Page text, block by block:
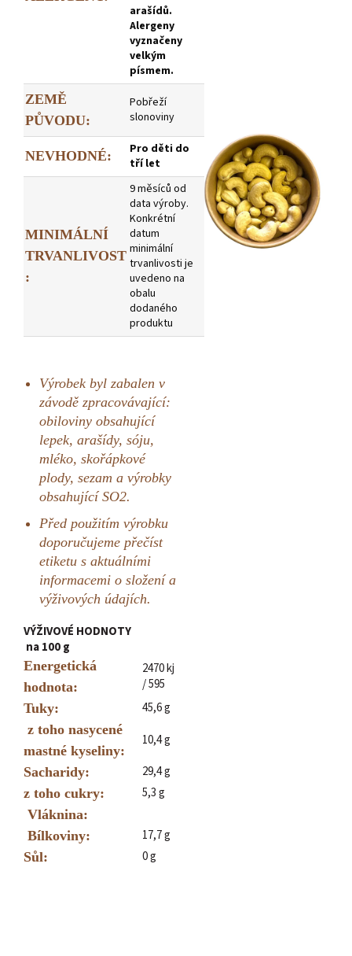
arašídů.
Alergeny
vyznačeny
velkým
písmem.
ZEMĚ
PŮVODU:
Pobřeží
slonoviny
NEVHODNÉ:
Pro děti do
tří let
MINIMÁLNÍ
TRVANLIVOST
:
9 měsíců od
data výroby.
Konkrétní
datum
minimální
trvanlivosti je
uvedeno na
obalu
dodaného
produktu
Výrobek byl zabalen v
závodě zpracovávající:
obiloviny obsahující
lepek, arašídy, sóju,
mléko, skořápkové
plody, sezam a výrobky
obsahující SO2.
Před použitím výrobku
doporučujeme přečíst
etiketu s aktuálními
informacemi o složení a
výživových údajích.
VÝŽIVOVÉ HODNOTY
na 100 g
Energetická
hodnota:
2470 kj
/ 595
Tuky: 45,6 g
z toho nasycené
mastné kyseliny:
10,4 g
Sacharidy: 29,4 g
z toho cukry: 5,3 g
Vláknina:
Bílkoviny:
17,7 g
Sůl: 0 g